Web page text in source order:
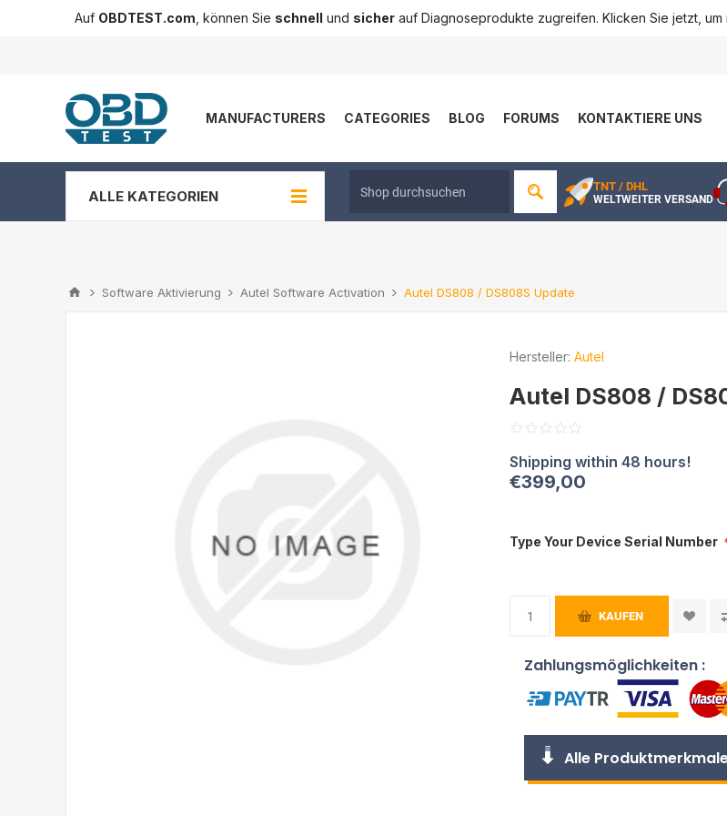
Auf OBDTEST.com , können Sie schnell und sicher auf Diagnoseprodukte zugreifen. Klicken Sie jetzt, um
MANUFACTURERS CATEGORIES BLOG FORUMS KONTAKTIERE UNS
ALLE KATEGORIEN
TNT / DHL
WELTWEITER VERSAND
Software Aktivierung Autel Software Activation Autel DS808 / DS808S Update
Hersteller: Autel
Autel DS808 /
€399,00
Type Your Device Serial Number
KAUFEN
Zahlungsmöglichkeiten :
Alle